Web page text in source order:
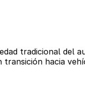
tradicional del
hacia